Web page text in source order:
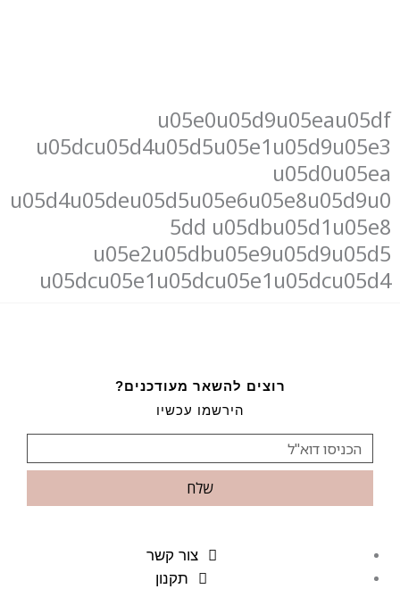
u05e0u05d9u05eau05df
u05dcu05d4u05d5u05e1u05d9u05e3
u05d0u05ea
u05d4u05deu05d5u05e6u05e8u05d9u0
5dd u05dbu05d1u05e8
u05e2u05dbu05e9u05d9u05d5
u05dcu05e1u05dcu05e1u05dcu05d4
צור קשר
תקנון
רוצים להשאר מעודכנים?
הירשמו עכשיו
שלח